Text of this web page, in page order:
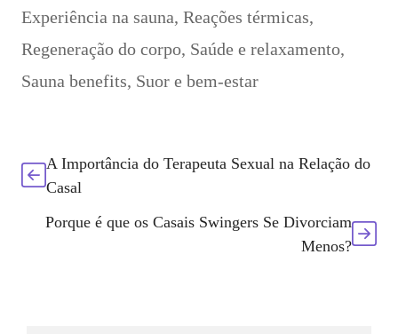
Experiência na sauna, Reações térmicas,
Regeneração do corpo, Saúde e relaxamento,
Sauna benefits, Suor e bem-estar
A Importância do Terapeuta Sexual na Relação do
Casal
Porque é que os Casais Swingers Se Divorciam
Menos?